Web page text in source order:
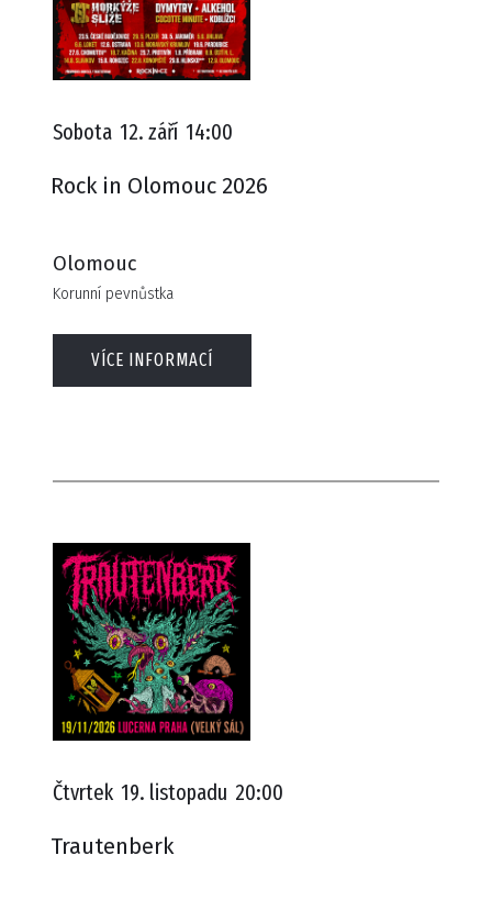
Sobota 12. září 14:00
Rock in Olomouc 2026
Olomouc
Korunní pevnůstka
VÍCE INFORMACÍ
Čtvrtek 19. listopadu 20:00
Trautenberk